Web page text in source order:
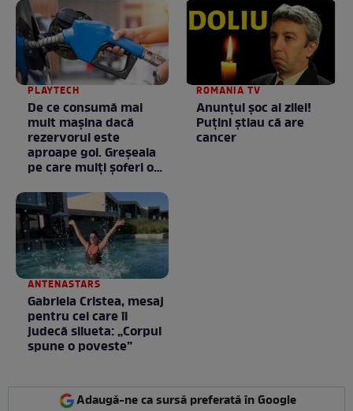
PLAYTECH
De ce consumă mai
mult mașina dacă
rezervorul este
aproape gol. Greșeala
pe care mulți șoferi o
ROMANIA TV
Anunţul şoc al zilei!
Puţini ştiau că are
cancer
ANTENASTARS
Gabriela Cristea, mesaj
pentru cei care îi
judecă silueta: „Corpul
spune o poveste”
Adaugă-ne ca sursă preferată în Google